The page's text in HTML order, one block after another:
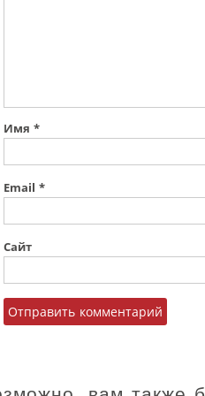
Имя *
Email *
Сайт